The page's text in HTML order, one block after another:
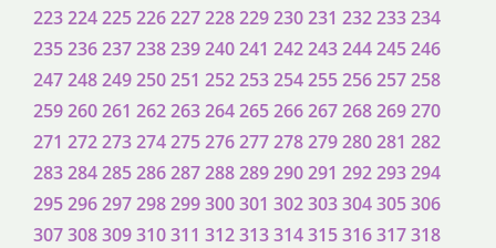
223224225226227228229230231 232233234
235236237238239240241 242243244245246
247248249250251 252253254255256257258
259260261 262263264265266267268269270
271 272273274275276277278279280281 282
283284285286287288289290291 292293294
295296297298299300301 302303304305306
307308309310311 312313314315316317318